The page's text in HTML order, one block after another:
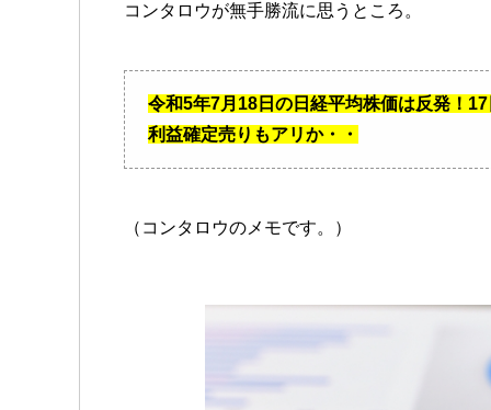
コンタロウが無手勝流に思うところ。
令和5年7月18日の日経平均株価は反発！
利益確定売りもアリか・・
（コンタロウのメモです。）